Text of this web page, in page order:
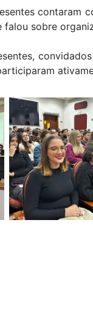
contaram
falou sobre